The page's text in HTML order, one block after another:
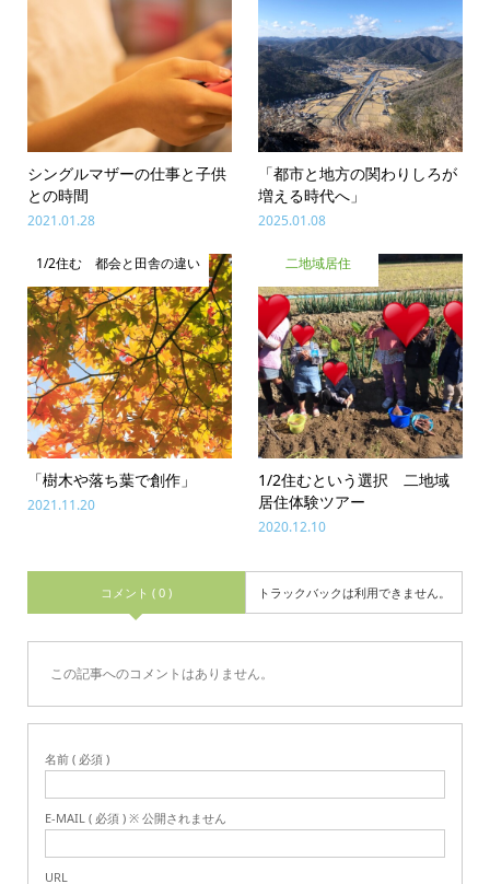
シングルマザーの仕事と子供
との時間
2021.01.28
「都市と地方の関わりしろが
増える時代へ」
2025.01.08
1/2住む 都会と田舎の違い
「樹木や落ち葉で創作」
2021.11.20
二地域居住
1/2住むという選択 二地域
居住体験ツアー
2020.12.10
コメント ( 0 ) トラックバックは利用できません。
この記事へのコメントはありません。
名前 ( 必須 )
E-MAIL ( 必須 ) ※ 公開されません
URL